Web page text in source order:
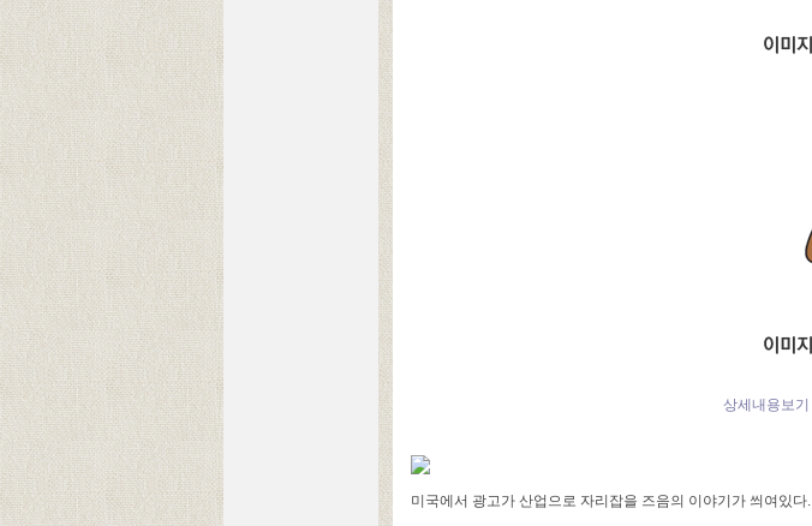
상세내용보기
미국에서 광고가 산업으로 자리잡을 즈음의 이야기가 씌여있다.